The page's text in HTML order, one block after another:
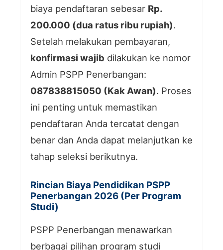
biaya pendaftaran sebesar Rp.
200.000 (dua ratus ribu rupiah).
Setelah melakukan pembayaran,
konfirmasi wajib dilakukan ke nomor
Admin PSPP Penerbangan:
087838815050 (Kak Awan). Proses
ini penting untuk memastikan
pendaftaran Anda tercatat dengan
benar dan Anda dapat melanjutkan ke
tahap seleksi berikutnya.
Rincian Biaya Pendidikan PSPP
Penerbangan 2026 (Per Program
Studi)
PSPP Penerbangan menawarkan
berbagai pilihan program studi